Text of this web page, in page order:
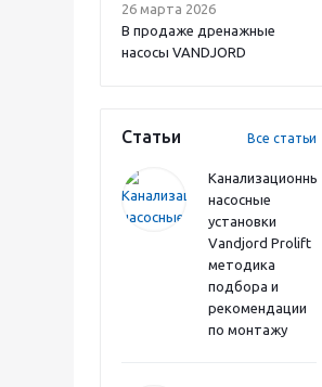
26 марта 2026
В продаже дренажные
насосы VANDJORD
Статьи Все статьи
Канализационные
насосные
установки
Vandjord Prolift
методика
подбора и
рекомендации
по монтажу